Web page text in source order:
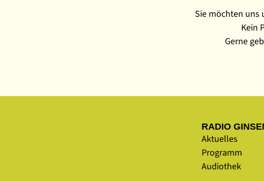
Sie möchten uns
Kein
Gerne
RADIO
Aktuelles
Programm
Audiothek